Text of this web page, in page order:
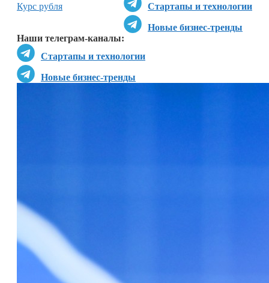
Стартапы и технологии
Новые бизнес-тренды
Наши телеграм-каналы:
Стартапы и технологии
Новые бизнес-тренды
Курс рубля